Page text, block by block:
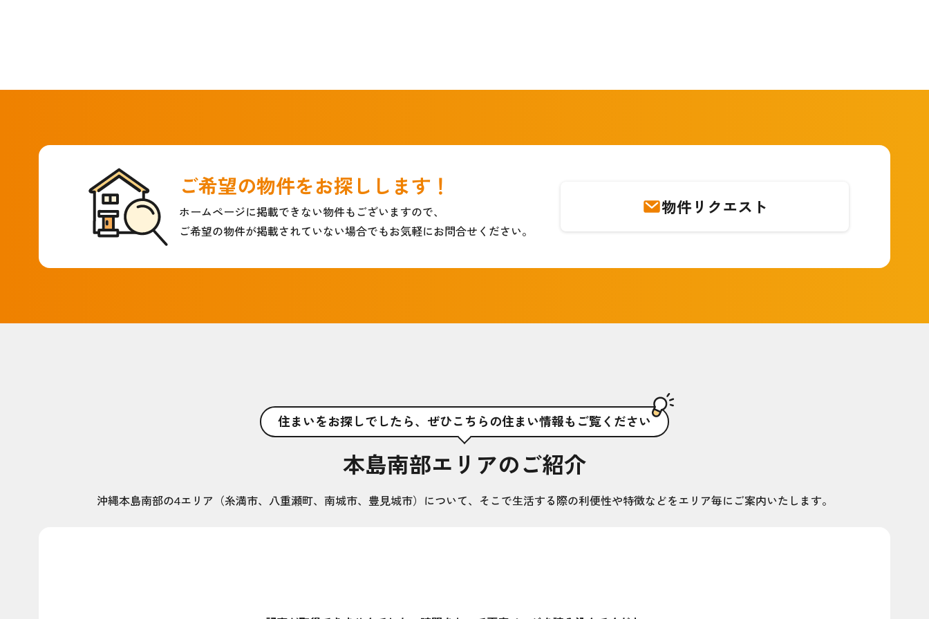
ご希望の物件をお探しします！
ホームページに掲載できない物件もございますので、
ご希望の物件が掲載されていない場合でもお気軽にお問合せください。
物件リクエスト
住まいをお探しでしたら、 ぜひこちらの住まい情報もご覧ください
本島南部エリアのご紹介
沖縄本島南部の4エリア（糸満市、八重瀬町、南城市、豊見城市）について、そこで生活する際の利便性や特徴などをエリア毎にご案内いたします。